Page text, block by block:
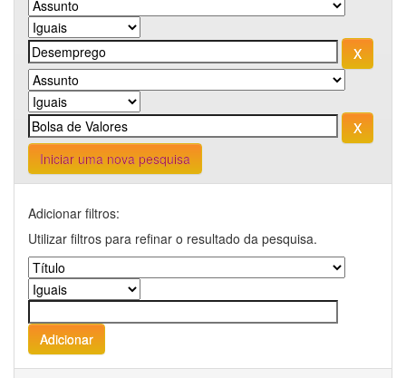
Iniciar uma nova pesquisa
Adicionar filtros:
Utilizar filtros para refinar o resultado da pesquisa.